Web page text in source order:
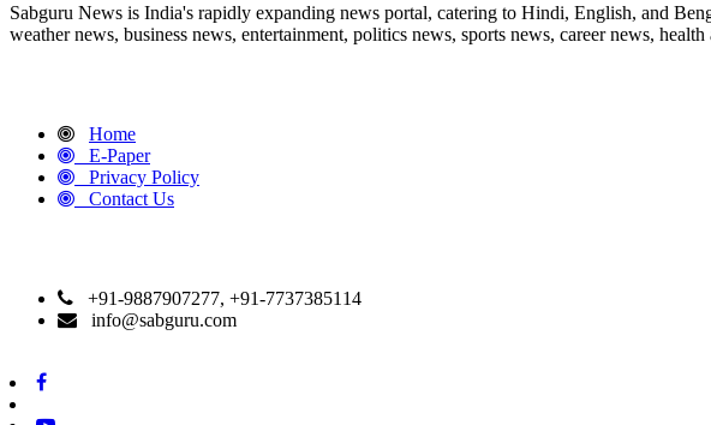
Sabguru News is India's rapidly expanding news portal, catering to Hindi, English, and
weather news, business news, entertainment, politics news, sports news, career news,
Home
E-Paper
Privacy Policy
Contact Us
+91-9887907277, +91-7737385114
info@sabguru.com